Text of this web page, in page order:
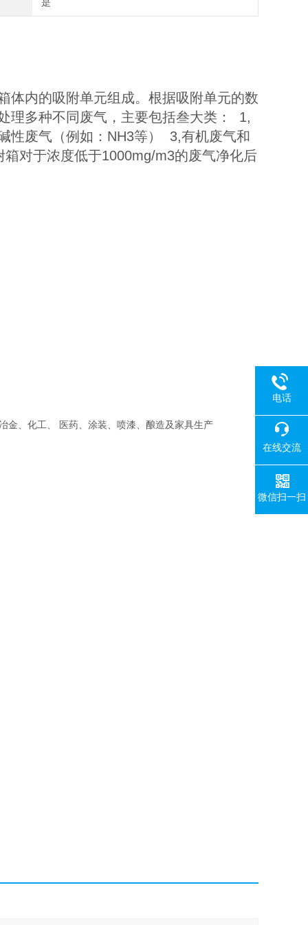
体内的吸附单元组成。根据吸附单元的数
理多种不同废气，主要包括叁大类： 1,
性废气（例如：NH3等） 3,有机废气和
对于浓度低于1000mg/m3的废气净化后
金、化工、 医药、涂装、喷漆、酿造及家具生产
电话
在线交流
微信扫一扫